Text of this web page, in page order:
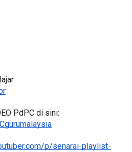
PdPC di sini:
p/senarai-playlist-